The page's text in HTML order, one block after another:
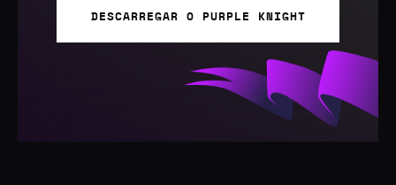
DESCARREGAR O PURPLE KNIGHT